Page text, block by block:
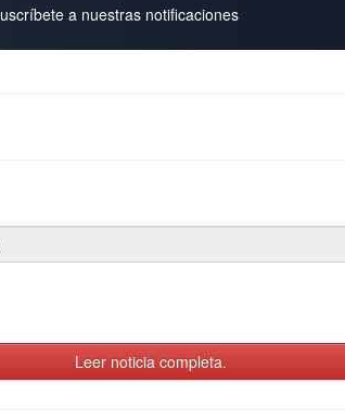
a nuestras notificaciones
Leer noticia completa.